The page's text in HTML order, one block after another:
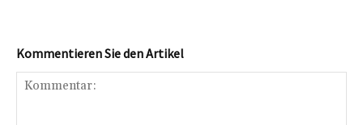
Kommentieren Sie den Artikel